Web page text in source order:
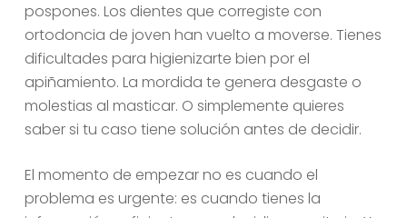
pospones. Los dientes que corregiste con
ortodoncia de joven han vuelto a moverse. Tienes
dificultades para higienizarte bien por el
apiñamiento. La mordida te genera desgaste o
molestias al masticar. O simplemente quieres
saber si tu caso tiene solución antes de decidir.
El momento de empezar no es cuando el
problema es urgente: es cuando tienes la